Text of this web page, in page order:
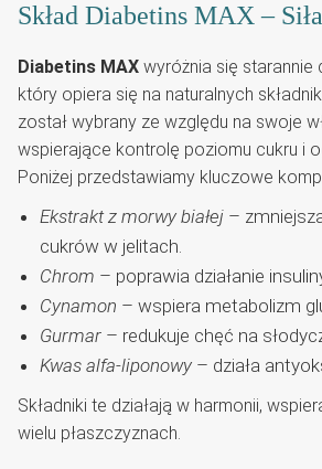
Skład Diabetins MAX –
Diabetins MAX wyróżnia się starannie
który opiera się na naturalnych
został wybrany ze względu na swoje
wspierające kontrolę poziomu cukru i
Poniżej przedstawiamy kluczowe
Ekstrakt z morwy białej –
cukrów w jelitach.
Chrom – poprawia działanie
Cynamon – wspiera metabolizm
Gurmar – redukuje chęć na
Kwas alfa-liponowy – działa
Składniki te działają w harmonii,
wielu płaszczyznach.